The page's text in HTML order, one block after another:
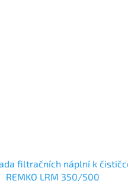
filtračních náplní k
REMKO LRM 350/500